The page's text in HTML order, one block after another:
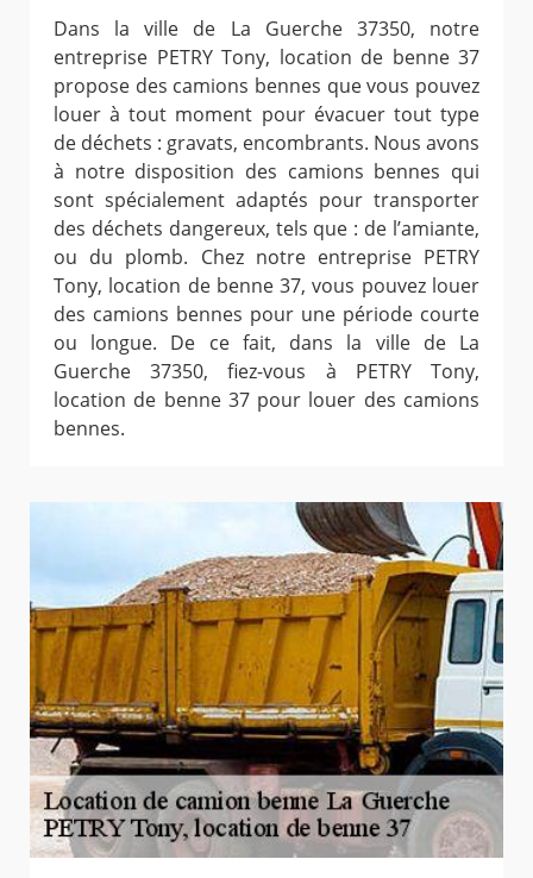
Dans la ville de La Guerche 37350, notre
entreprise PETRY Tony, location de benne 37
propose des camions bennes que vous pouvez
louer à tout moment pour évacuer tout type
de déchets : gravats, encombrants. Nous avons
à notre disposition des camions bennes qui
sont spécialement adaptés pour transporter
des déchets dangereux, tels que : de l’amiante,
ou du plomb. Chez notre entreprise PETRY
Tony, location de benne 37, vous pouvez louer
des camions bennes pour une période courte
ou longue. De ce fait, dans la ville de La
Guerche 37350, fiez-vous à PETRY Tony,
location de benne 37 pour louer des camions
bennes.